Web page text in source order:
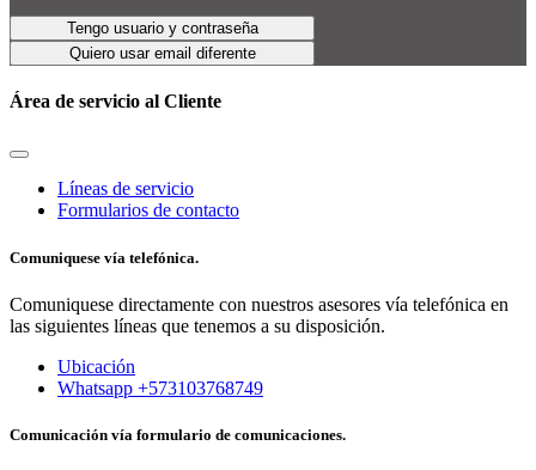
Tengo usuario y contraseña
Quiero usar email diferente
Área de servicio al Cliente
Líneas de servicio
Formularios de contacto
Comuniquese vía telefónica.
Comuniquese directamente con nuestros asesores vía telefónica en
las siguientes líneas que tenemos a su disposición.
Ubicación
Whatsapp +573103768749
Comunicación vía formulario de comunicaciones.